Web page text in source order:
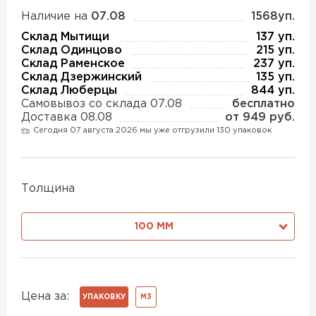
Наличие на 07.08
1568уп.
Склад Мытищи
137 уп.
Склад Одинцово
215 уп.
Склад Раменское
237 уп.
Склад Дзержинский
135 уп.
Склад Люберцы
844 уп.
Самовывоз со склада 07.08
бесплатно
Доставка 08.08
от 949 руб.
Сегодня 07 августа 2026 мы уже отгрузили 130 упаковок
Толщина
100 ММ
Цена за: УПАКОВКУ М3
Утеплитель Ruspanel
ПЕРЕЙТИ
Утеплитель Юматекс
Утеплитель Теплекс
Утеплитель Дирок
Утеплитель Белтеп
Утеплитель Тизол